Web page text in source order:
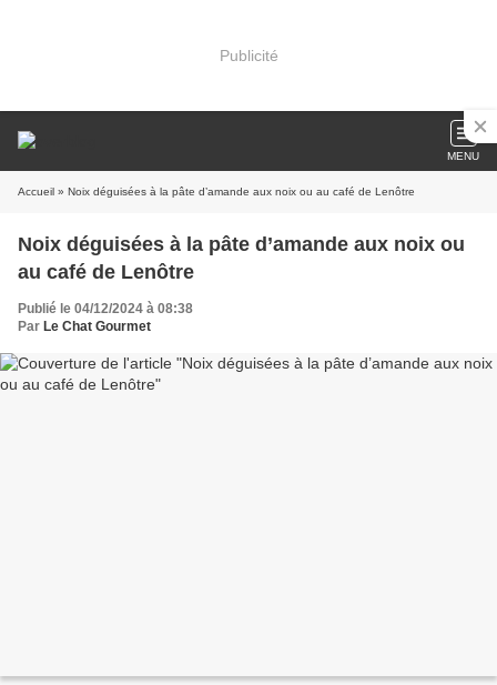
Publicité
MENU
Accueil » Noix déguisées à la pâte d’amande aux noix ou au café de Lenôtre
Noix déguisées à la pâte d’amande aux noix ou
au café de Lenôtre
Publié le 04/12/2024 à 08:38
Par Le Chat Gourmet